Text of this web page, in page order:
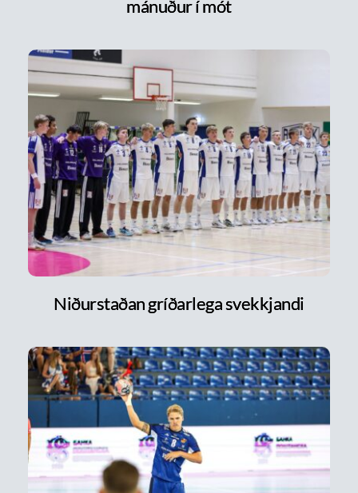
mánuður í mót
Niðurstaðan gríðarlega svekkjandi